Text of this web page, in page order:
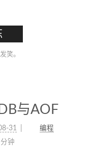
笑。
与AOF
31
编程
钟